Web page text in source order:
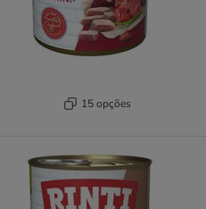
15 opções